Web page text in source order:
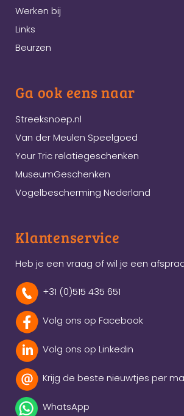
Werken bij
Links
Beurzen
Ga ook eens naar
Streeksnoep.nl
Van der Meulen Speelgoed
Your Tric relatiegeschenken
MuseumGeschenken
Vogelbescherming Nederland
Klantenservice
Heb je een vraag of wil je een
+31 (0)515 435 651
Volg ons op Facebook
Volg ons op Linkedin
Krijg de beste nieuwtjes per
WhatsApp